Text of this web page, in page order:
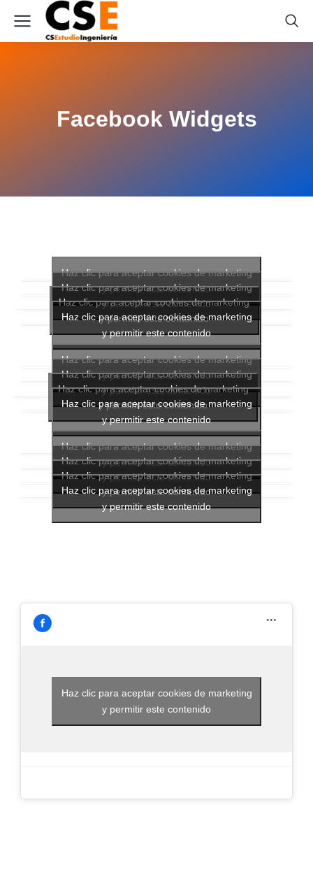
Facebook Widgets
Haz clic para aceptar cookies de marketing
y permitir este contenido
Haz clic para aceptar cookies de marketing
y permitir este contenido
Haz clic para aceptar cookies de marketing
y permitir este contenido
Haz clic para aceptar cookies de marketing
y permitir este contenido
Haz clic para aceptar cookies de marketing
y permitir este contenido
Haz clic para aceptar cookies de marketing
y permitir este contenido
Haz clic para aceptar cookies de marketing
y permitir este contenido
Haz clic para aceptar cookies de marketing
y permitir este contenido
Haz clic para aceptar cookies de marketing
y permitir este contenido
Haz clic para aceptar cookies de marketing
y permitir este contenido
Haz clic para aceptar cookies de marketing
y permitir este contenido
Haz clic para aceptar cookies de marketing
y permitir este contenido
Haz clic para aceptar cookies de marketing
y permitir este contenido